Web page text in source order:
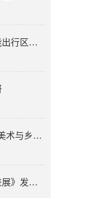
校调研交流
育”研讨会
究成果